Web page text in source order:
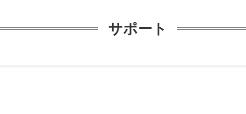
サポート